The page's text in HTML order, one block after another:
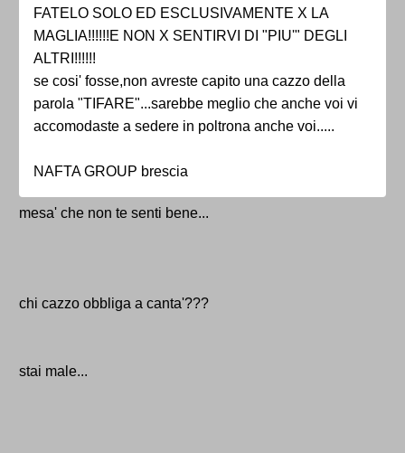
FATELO SOLO ED ESCLUSIVAMENTE X LA
MAGLIA!!!!!!E NON X SENTIRVI DI "PIU'" DEGLI
ALTRI!!!!!!
se cosi' fosse,non avreste capito una cazzo della
parola "TIFARE"...sarebbe meglio che anche voi vi
accomodaste a sedere in poltrona anche voi.....
NAFTA GROUP brescia
mesa' che non te senti bene...
chi cazzo obbliga a canta'???
stai male...